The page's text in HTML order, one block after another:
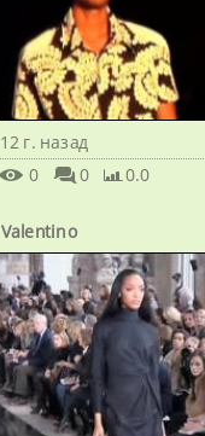
12 г. назад
0
0 0.0
Valentino